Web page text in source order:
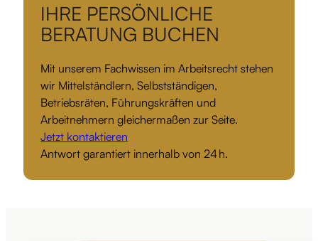
IHRE PERSÖNLICHE
BERATUNG BUCHEN
Mit unserem Fachwissen im Arbeitsrecht stehen
wir Mittelständlern, Selbstständigen,
Betriebsräten, Führungskräften und
Arbeitnehmern gleichermaßen zur Seite.
Jetzt kontaktieren
Antwort garantiert innerhalb von 24 h.